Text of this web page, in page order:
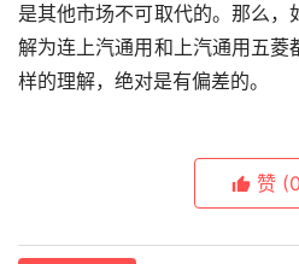
是其他市场不可取代的。那么，
解为连上汽通用和上汽通用五菱
样的理解，绝对是有偏差的。
赞